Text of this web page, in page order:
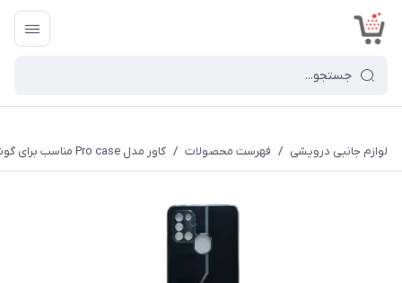
لوازم جانبی درویشی / فهرست محصولات / کاور مدل Pro case مناسب برای گوشی موبایل سامسونگ Galaxy A21s